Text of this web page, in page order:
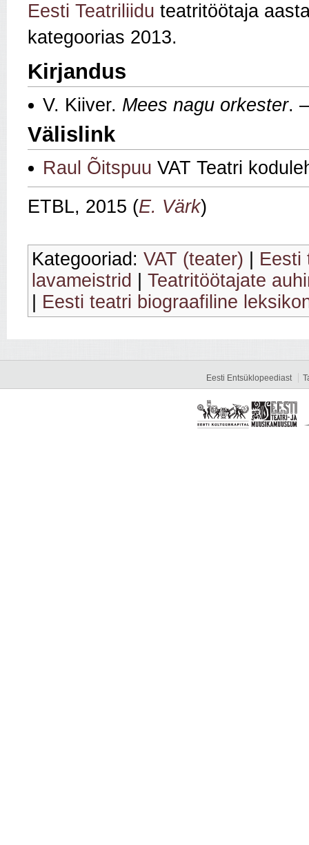
Eesti Teatriliidu teatritöötaja
kategoorias 2013.
Kirjandus
V. Kiiver. Mees nagu orkester.
Välislink
Raul Õitspuu VAT Teatri
ETBL, 2015 (E. Värk)
Kategooriad: VAT (teater)
Eesti
lavameistrid
Teatritöötajate
Eesti teatri biograafiline
Eesti Entsüklopeediast